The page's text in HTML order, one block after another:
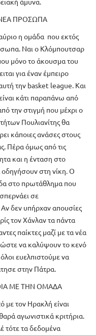
ΝΕΑ ΠΡΟΣΩΠΑ
η ομάδα που εκτός
Ναι ο Κλόμπουτσαρ
μόνο το άκουσμα του
για έναν έμπειρο
την basket league. Και
κάτι παραπάνω από
την στιγμή που μέχρι ο
Πουλιανίτης θα
κάποιες ανάσες στους
Πέρα όμως από τις
και η ένταση στο
οδηγήσουν στη νίκη. Ο
στο πρωτάθλημα που
σε
δεν υπήρχαν απουσίες
τον Χάνλαν τα πάντα
παίκτες μαζί με τα νέα
να καλύψουν το κενό
ευελπιστούμε να
στην Πάτρα.
ΜΕ ΤΗΝ ΟΜΑΔΑ
με τον Ηρακλή είναι
αγωνιστικά κριτήρια.
τότε τα δεδομένα